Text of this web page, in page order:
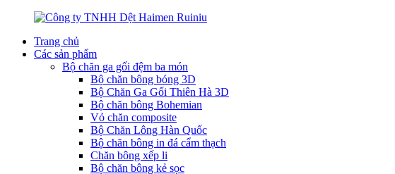
Trang chủ
Các sản phẩm
Bộ chăn ga gối đệm ba món
Bộ chăn bông bóng 3D
Bộ Chăn Ga Gối Thiên Hà 3D
Bộ chăn bông Bohemian
Vỏ chăn composite
Bộ Chăn Lông Hàn Quốc
Bộ chăn bông in đá cẩm thạch
Chăn bông xếp li
Bộ chăn bông kẻ sọc